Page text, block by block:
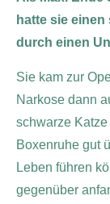
hatte sie
durch einen
Sie kam zur
Narkose dann
schwarze
Boxenruhe gut
Leben führen
gegenüber